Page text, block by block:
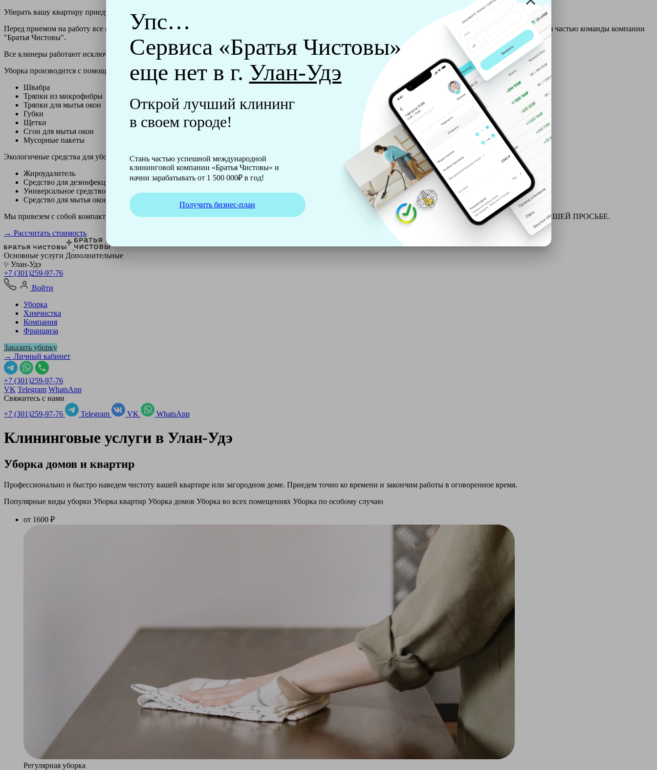
Упс…
Сервиса «Братья Чистовы»
еще нет в г. Улан-Удэ
Открой лучший клининг
в своем городе!
Стань частью успешной международной
клининговой компании «Братья Чистовы» и
начни зарабатывать от 1 500 000₽ в год!
Получить бизнес-план
Убирать вашу квартиру приедут профессионально обученные клинеры - русские девушки, в возрасте от 24 до 40 лет.
Перед приемом на работу все клинеры проходят аттестацию в нашем обучающем центре, а также проверку в службе безопасности и только после этого становятся частью команды компании
"Братья Чистовы".
Все клинеры работают исключительно в форме с логотипом компании "Братья Чистовы".
Уборка производится с помощью профессиональных технических и химический средств, которые наши клинеры привозят с собой:
Швабра
Тряпки из микрофибры
Тряпки для мытья окон
Губки
Щетки
Сгон для мытья окон
Мусорные пакеты
Экологичные средства для уборки немецкой марки Kiehl:
Жироудалитель
Средство для дезинфекции
Универсальное средство
Средство для мытья окон
Мы привезем с собой компактный профессиональный пылесос фирмы Soteco, а также утюг, ведро, парогенератор, аппарат для химчистки и многое другое ПО ВАШЕЙ ПРОСЬБЕ.
→ Рассчитать стоимость
Основные услуги Дополнительные
Улан-Удэ
+7 (301)259-97-76
Войти
Уборка
Химчистка
Компания
Франшиза
Заказать уборку
→ Личный кабинет
+7 (301)259-97-76
VK Telegram WhatsApp
Свяжитесь с нами
+7 (301)259-97-76
Telegram VK WhatsApp
Клининговые услуги в Улан-Удэ
Уборка домов и квартир
Профессионально и быстро наведем чистоту вашей квартире или загородном доме. Приедем точно ко времени и закончим работы в оговоренное время.
Популярные виды уборки Уборка квартир Уборка домов Уборка во всех помещениях Уборка по особому случаю
от 1600 ₽
Регулярная уборка